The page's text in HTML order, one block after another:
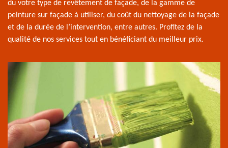
du votre type de revêtement de façade, de la gamme de
peinture sur façade à utiliser, du coût du nettoyage de la façade
et de la durée de l’intervention, entre autres. Profitez de la
qualité de nos services tout en bénéficiant du meilleur prix.